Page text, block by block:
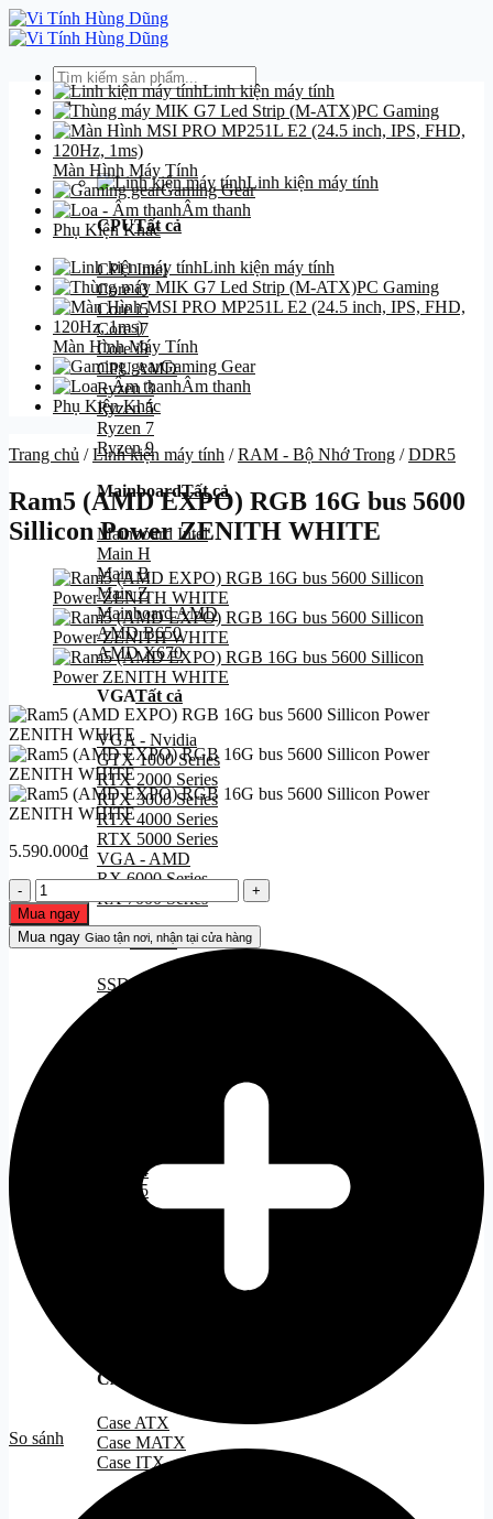
Bỏ
qua
dung
Tìm
kiếm:
Danh mục
Linh kiện máy tính
CPUTất cả
CPU Intel
Core i3
Core i5
Core i7
Core i9
CPU AMD
Ryzen 3
Ryzen 5
Ryzen 7
Ryzen 9
MainboardTất cả
Mainboard Intel
Main H
Main B
Main Z
Mainboard AMD
AMD B650
AMD X670
VGATất cả
VGA - Nvidia
GTX 1000 Series
RTX 2000 Series
RTX 3000 Series
RTX 4000 Series
RTX 5000 Series
VGA - AMD
RX 6000 Series
RX 7000 Series
SSDTất cả
SSD Sata
SSD NVMe
DDR 4
DDR 5
Nguồn 500W - 750W
CASE
Case ATX
Case MATX
Case ITX
Cooling
Linh kiện máy tính
PC Gaming
Màn Hình Máy Tính
Gaming Gear
Âm thanh
Phụ Kiện Khác
Linh kiện máy tính
PC Gaming
Màn Hình Máy Tính
Gaming Gear
Âm thanh
Phụ Kiện Khác
Trang chủ / Linh kiện máy tính / RAM - Bộ Nhớ Trong / DDR5
Ram5 (AMD EXPO) RGB 16G bus 5600
Sillicon Power ZENITH WHITE
5.590.000₫
Ram5
(AMD
EXPO)
RGB
Sillicon
Power
ZENITH
WHITE
Mua ngay
Mua ngay Giao tận nơi, nhận tại cửa hàng
So sánh